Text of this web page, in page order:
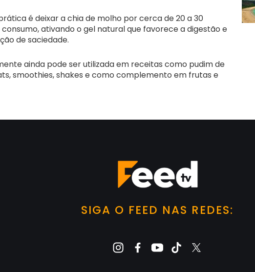
é deixar a chia de molho por cerca de 20 a 30
ativando o gel natural que favorece a digestão e
de saciedade.
ainda pode ser utilizada em receitas como pudim de
smoothies, shakes e como complemento em frutas e
SIGA O FEED NAS REDES: